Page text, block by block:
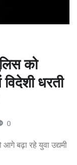
को
धरती
0
आगे बढ़ा रहे युवा उद्यमी